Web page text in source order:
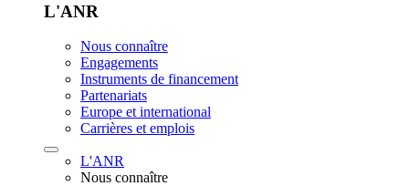
L'ANR
Nous connaître
Engagements
Instruments de financement
Partenariats
Europe et international
Carrières et emplois
L'ANR
Nous connaître